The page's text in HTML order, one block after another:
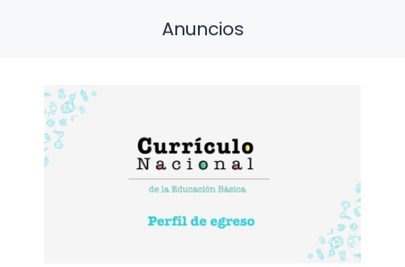
Anuncios